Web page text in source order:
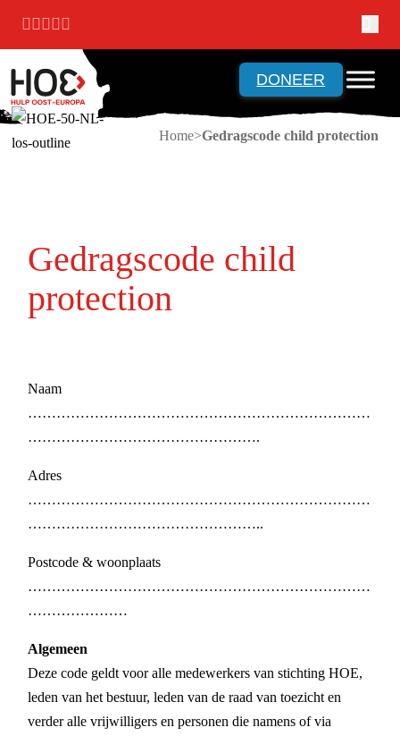
Ga naar hoofdinhoud
Ga naar voettekst
DONEER
Home Gedragscode child protection
Gedragscode child
protection
Naam
………………………………………………………………
………………………………………….
Adres
………………………………………………………………
…………………………………………..
Postcode & woonplaats
………………………………………………………………
…………………
Algemeen
Deze code geldt voor alle medewerkers van stichting HOE,
leden van het bestuur, leden van de raad van toezicht en
verder alle vrijwilligers en personen die namens of via